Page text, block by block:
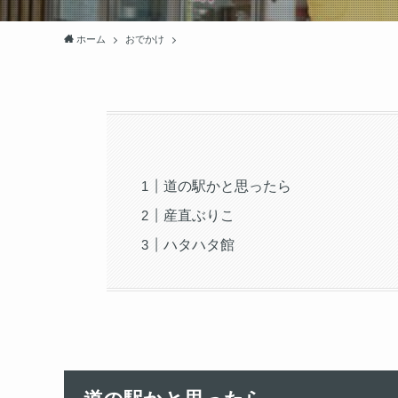
ホーム おでかけ
道の駅かと思ったら
産直ぶりこ
ハタハタ館